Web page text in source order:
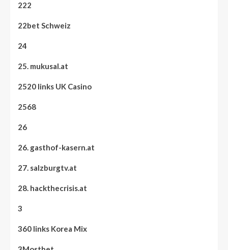
222
22bet Schweiz
24
25. mukusal.at
2520 links UK Casino
2568
26
26. gasthof-kasern.at
27. salzburgtv.at
28. hackthecrisis.at
3
360 links Korea Mix